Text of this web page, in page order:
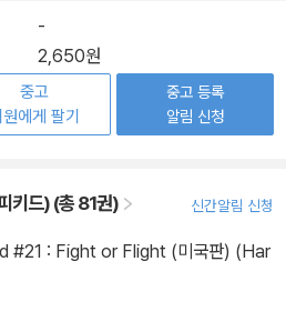
-
2,650원
중고
원에게 팔기
중고 등록
알림 신청
드) (총 81권) 신간알림 신청
#21 : Fight or Flight (미국판) (Har